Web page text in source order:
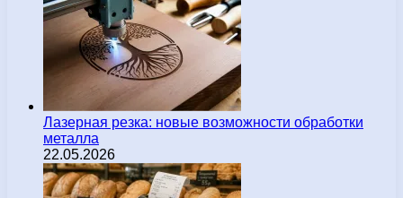
Лазерная резка: новые возможности обработки
металла
22.05.2026